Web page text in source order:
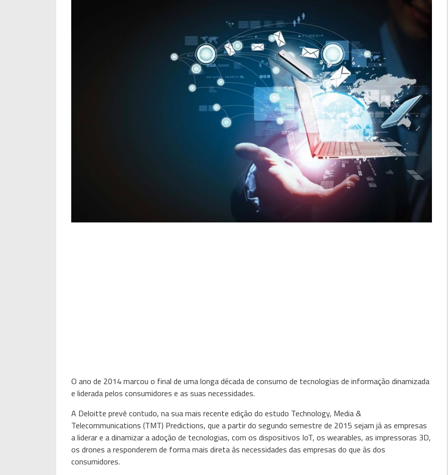
O ano de 2014 marcou o final de uma longa década de consumo de tecnologias de informação dinamizada
e liderada pelos consumidores e as suas necessidades.
A Deloitte prevê contudo, na sua mais recente edição do estudo Technology, Media &
Telecommunications (TMT) Predictions, que a partir do segundo semestre de 2015 sejam já as empresas
a liderar e a dinamizar a adoção de tecnologias, com os dispositivos IoT, os wearables, as impressoras 3D,
os drones a responderem de forma mais direta às necessidades das empresas do que às dos
consumidores.